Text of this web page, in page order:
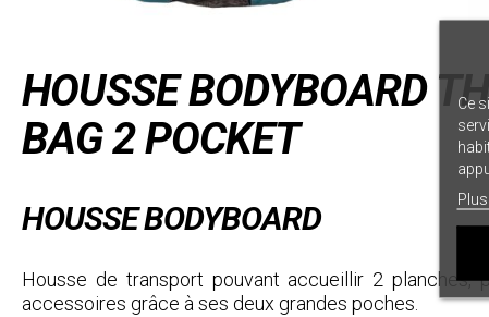
HOUSSE BODYBOARD
BAG 2 POCKET
HOUSSE BODYBOARD
Housse de transport pouvant accueillir 2 planches,
accessoires grâce à ses deux grandes poches.
Ce